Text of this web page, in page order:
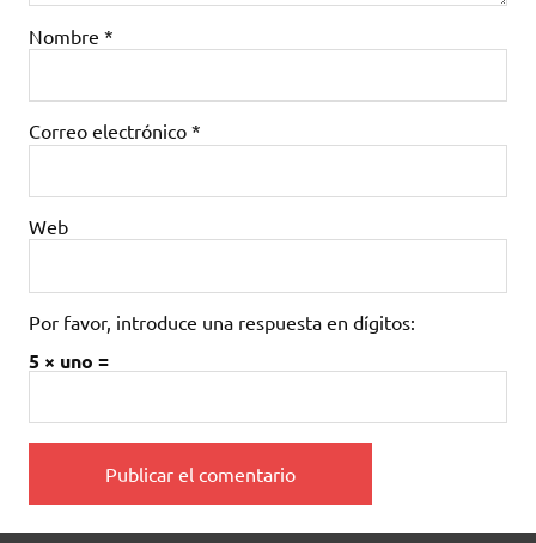
Nombre *
Correo electrónico *
Web
Por favor, introduce una respuesta en dígitos:
5 × uno =